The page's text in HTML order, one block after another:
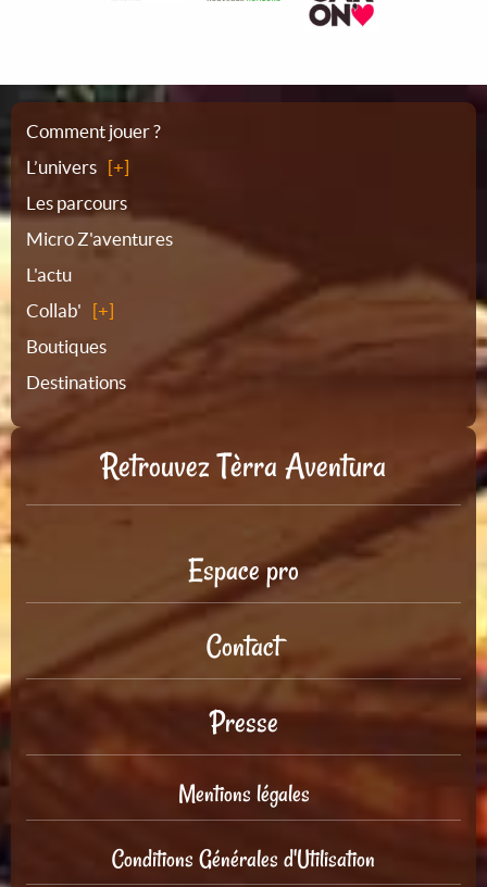
Plan
du
site
Comment jouer ?
L’univers
Les parcours
Micro Z'aventures
L'actu
Collab'
Boutiques
Destinations
Retrouvez Tèrra Aventura
Espace pro
Contact
Presse
Mentions légales
Conditions Générales d'Utilisation